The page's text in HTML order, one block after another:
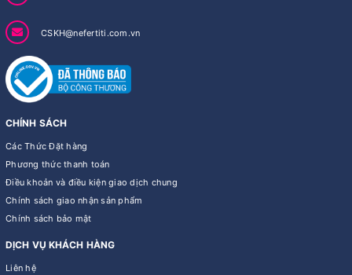
CSKH@nefertiti.com.vn
CHÍNH SÁCH
Các Thức Đặt hàng
Phương thức thanh toán
Điều khoản và điều kiện giao dịch chung
Chính sách giao nhận sản phẩm
Chính sách bảo mật
DỊCH VỤ KHÁCH HÀNG
Liên hệ